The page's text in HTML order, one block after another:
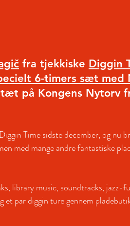
fra tjekkiske Diggin
6-timers sæt med
på Kongens Nytorv
Time sidste december, og nu
med mange andre fantastiske
library music, soundtracks, jazz-
et par diggin ture gennem